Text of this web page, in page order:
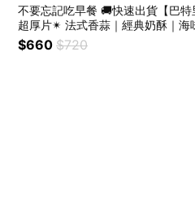
不要忘記吃早餐 🚚快速出貨【巴
超厚片✴︎ 法式香蒜｜經典奶酥｜海
$660 $720